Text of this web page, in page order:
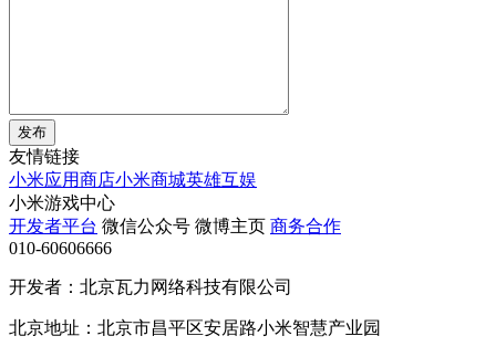
发布
友情链接
小米应用商店小米商城英雄互娱
小米游戏中心
开发者平台 微信公众号 微博主页 商务合作
010-60606666
开发者：北京瓦力网络科技有限公司
北京地址：北京市昌平区安居路小米智慧产业园